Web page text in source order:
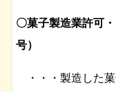
〇菓子製造業許可
号）
・・・製造した